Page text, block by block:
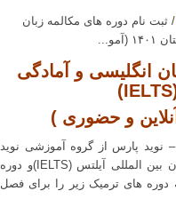
/ ثبت نام دوره های مکالمه زبان
انگلیسی و آمادگی
نوید پارس از گروه آموزشی نوید
برگزار کننده دوره های آموزشی آمادگی آزمون بین المللی آیلتس (IELTS)و دوره
دوره های ترمیک زیر را برای فصل